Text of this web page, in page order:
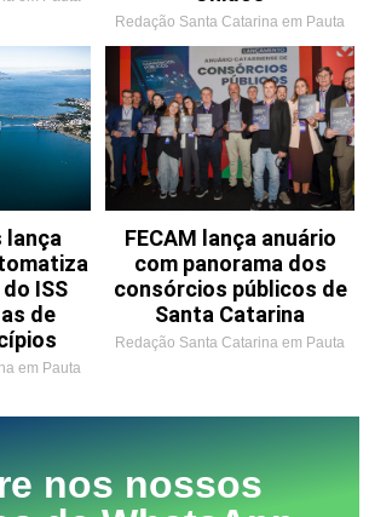
Redação Santa Catarina em Pauta
lança
ISS
de
em Pauta
FECAM lança anuário
com panorama dos
consórcios públicos de
Santa Catarina
Redação Santa Catarina em Pauta
nos nossos